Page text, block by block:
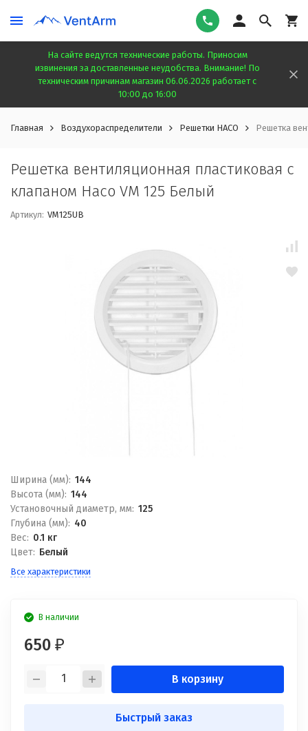
На сайте ведутся технические работы. Приносим
извинения за доставленные неудобства. Внимание! По
техническим причинам магазин 06.06.2026 работает с
10:00 до 16:00
Главная Воздухораспределители Решетки HACO Решетка
Решетка вентиляционная пластиковая с
клапаном Haco VM 125 Белый
Артикул: VM125UB
Ширина (мм): 144
Высота (мм): 144
Установочный диаметр, мм: 125
Глубина (мм): 40
Вес: 0.1 кг
Цвет: Белый
Все характеристики
В наличии
650 ₽
В корзину
Быстрый заказ